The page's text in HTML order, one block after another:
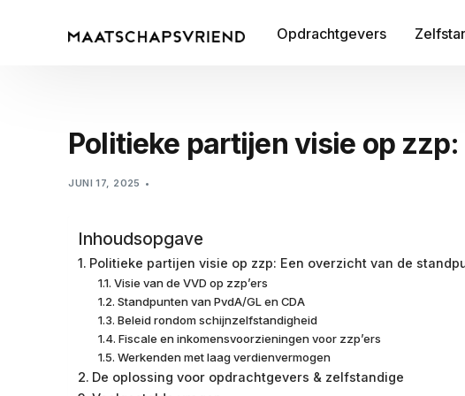
Opdrachtgevers
Politieke partijen visie op
JUNI 17, 2025
Inhoudsopgave
Politieke partijen visie op zzp: Een overzicht van de
Visie van de VVD op zzp’ers
Standpunten van PvdA/GL en CDA
Beleid rondom schijnzelfstandigheid
Fiscale en inkomensvoorzieningen voor zzp’ers
Werkenden met laag verdienvermogen
De oplossing voor opdrachtgevers & zelfstandige